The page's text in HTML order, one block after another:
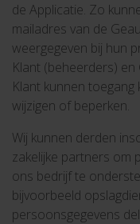
de Applicatie. Zo
mailadres van de
weergegeven bij hun
Klant (beheerders)
Klant kunnen
wijzigen of beperken.
Wij kunnen derden
zakelijke partners om
ons bedrijf te
bijvoorbeeld
persoonsgegevens